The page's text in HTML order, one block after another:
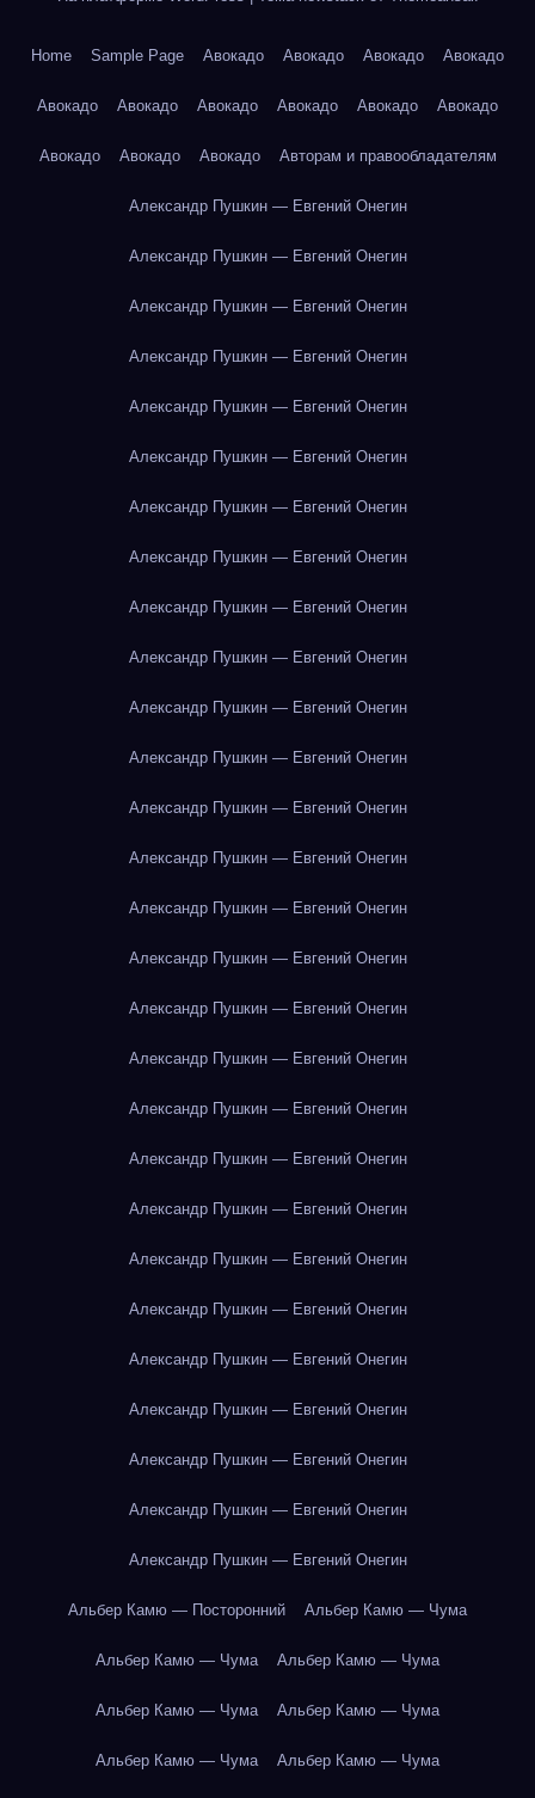
Home Sample Page Авокадо Авокадо Авокадо Авокадо
Авокадо Авокадо Авокадо Авокадо Авокадо Авокадо
Авокадо Авокадо Авокадо Авторам и правообладателям
Александр Пушкин — Евгений Онегин
Александр Пушкин — Евгений Онегин
Александр Пушкин — Евгений Онегин
Александр Пушкин — Евгений Онегин
Александр Пушкин — Евгений Онегин
Александр Пушкин — Евгений Онегин
Александр Пушкин — Евгений Онегин
Александр Пушкин — Евгений Онегин
Александр Пушкин — Евгений Онегин
Александр Пушкин — Евгений Онегин
Александр Пушкин — Евгений Онегин
Александр Пушкин — Евгений Онегин
Александр Пушкин — Евгений Онегин
Александр Пушкин — Евгений Онегин
Александр Пушкин — Евгений Онегин
Александр Пушкин — Евгений Онегин
Александр Пушкин — Евгений Онегин
Александр Пушкин — Евгений Онегин
Александр Пушкин — Евгений Онегин
Александр Пушкин — Евгений Онегин
Александр Пушкин — Евгений Онегин
Александр Пушкин — Евгений Онегин
Александр Пушкин — Евгений Онегин
Александр Пушкин — Евгений Онегин
Александр Пушкин — Евгений Онегин
Александр Пушкин — Евгений Онегин
Александр Пушкин — Евгений Онегин
Александр Пушкин — Евгений Онегин
Альбер Камю — Посторонний Альбер Камю — Чума
Альбер Камю — Чума Альбер Камю — Чума
Альбер Камю — Чума Альбер Камю — Чума
Альбер Камю — Чума Альбер Камю — Чума